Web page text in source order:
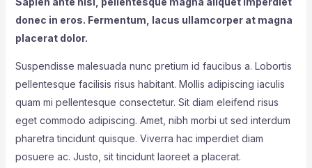
donec in eros. Fermentum, lacus ullamcorper at magna
placerat dolor.
Suspendisse malesuada nunc pretium id faucibus a. Lobortis
pellentesque facilisis risus habitant. Mollis adipiscing iaculis
quam mi pellentesque consectetur. Sit diam eleifend risus
eget commodo adipiscing. Amet, nibh morbi ut sed interdum
pharetra tincidunt quisque. Viverra hac imperdiet diam
posuere ac. Justo, sit tincidunt laoreet a placerat.